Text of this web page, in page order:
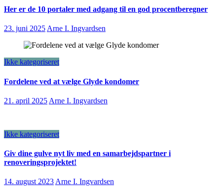
Her er de 10 portaler med adgang til en god procentberegner
23. juni 2025 Arne I. Ingvardsen
Ikke kategoriseret
Fordelene ved at vælge Glyde kondomer
21. april 2025 Arne I. Ingvardsen
Ikke kategoriseret
Giv dine gulve nyt liv med en samarbejdspartner i
renoveringsprojektet!
14. august 2023Arne I. Ingvardsen